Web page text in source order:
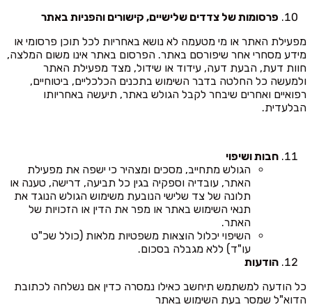
פרסומות של צדדים שלישיים, קישורים והפניות באתר
מפעילת האתר או מי מטעמה לא נושא באחריות לכל תוכן פרסומי או
מידע מסחרי אחר שיפורסם באתר. הפרסום באתר אינו משום המלצה,
חוות דעת, הבעת דעה, עידוד או שידול, מצד מפעילת האתר
ולמעשה כל החלטה בדבר השימוש בתכנים הכלכליים, ביטוחיים,
רפואיים ואחרים שיבחר לקבל הגולש באתר, תיעשה באחריותו
הבלעדית.
חבות ושיפוי
הגולש מתחייב, מסכים ומצהיר כי ישפה את מפעילת
האתר, עובדיה וספקיה בגין כל תביעה, דרישה, טענה או
תלונה של צד שלישי הנובעת משימוש הגולש הנוגד את
תנאי השימוש באתר או מפר את הדין או הזכויות של
האתר.
השיפוי יכלול הוצאות משפטיות מלאות (כולל שכ"ט
עו"ד) ללא מגבלה בסכום.
הודעות
כל הודעה למשתמש תיחשב כאילו נמסרה כדין אם נשלחה לכתובת
הדוא"ל שמסר בעת השימוש באתר